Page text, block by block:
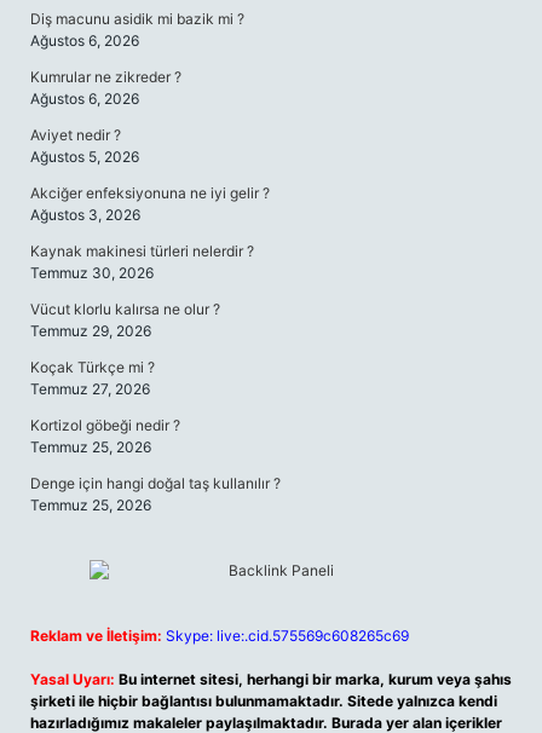
Diş macunu asidik mi bazik mi ?
Ağustos 6, 2026
Kumrular ne zikreder ?
Ağustos 6, 2026
Aviyet nedir ?
Ağustos 5, 2026
Akciğer enfeksiyonuna ne iyi gelir ?
Ağustos 3, 2026
Kaynak makinesi türleri nelerdir ?
Temmuz 30, 2026
Vücut klorlu kalırsa ne olur ?
Temmuz 29, 2026
Koçak Türkçe mi ?
Temmuz 27, 2026
Kortizol göbeği nedir ?
Temmuz 25, 2026
Denge için hangi doğal taş kullanılır ?
Temmuz 25, 2026
Reklam ve İletişim: Skype: live:.cid.575569c608265c69
Yasal Uyarı: Bu internet sitesi, herhangi bir marka, kurum veya şahıs
şirketi ile hiçbir bağlantısı bulunmamaktadır. Sitede yalnızca kendi
hazırladığımız makaleler paylaşılmaktadır. Burada yer alan içerikler